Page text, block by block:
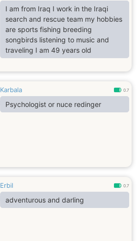
I am from Iraq I work in the Iraqi
search and rescue team my hobbies
are sports fishing breeding
songbirds listening to music and
traveling I am 49 years old
Karbala 0.7
Psychologist or nuce redinger
Erbil 0.7
adventurous and darling